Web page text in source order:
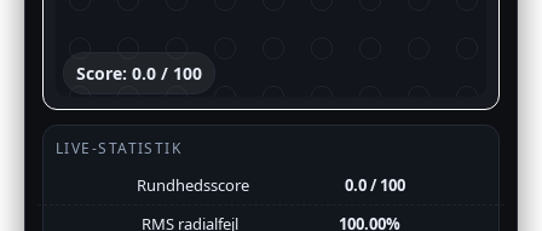
Score: 0.0 / 100
LIVE-STATISTIK
Rundhedsscore
0.0 / 100
RMS radialfejl
100.00%